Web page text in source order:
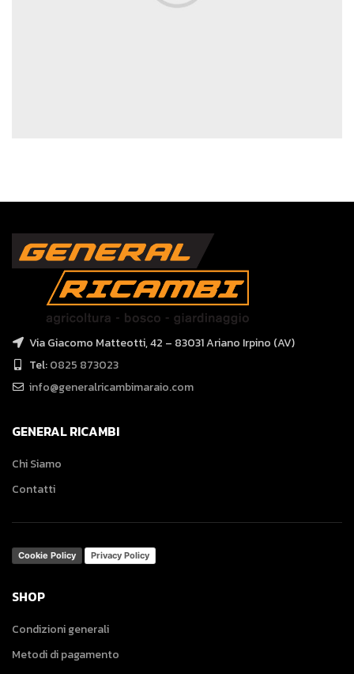
Via Giacomo Matteotti, 42 – 83031 Ariano Irpino (AV)
Tel:0825 873023
info@generalricambimaraio.com
GENERAL RICAMBI
Chi Siamo
Contatti
Cookie Policy Privacy Policy
SHOP
Condizioni generali
Metodi di pagamento